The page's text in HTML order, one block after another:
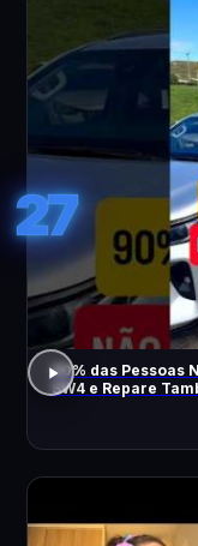
27
90% das Pessoas
SW4 e Repare